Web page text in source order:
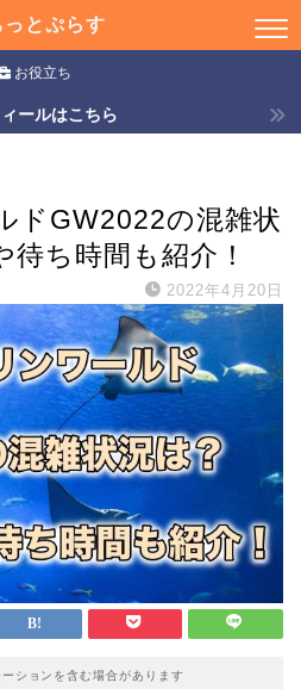
っとぷらす
お役立ち
ールはこちら
ドGW2022の混雑状
ち時間も紹介！
2022年4月20日
ションを含む場合があります